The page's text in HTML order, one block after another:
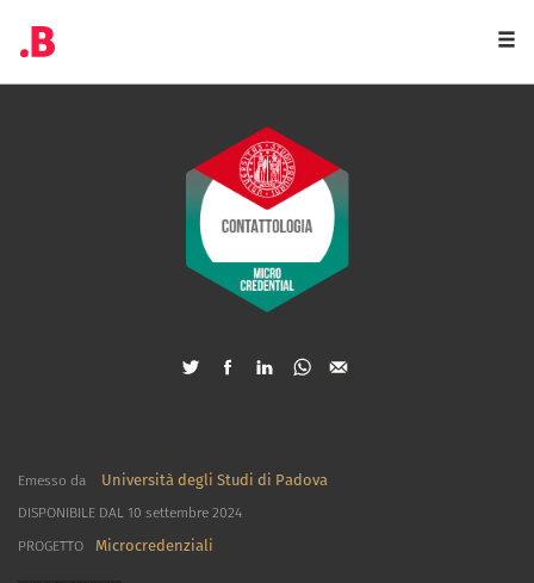
Emesso da Università degli Studi di Padova
DISPONIBILE DAL 10 settembre 2024
PROGETTO
Microcredenziali